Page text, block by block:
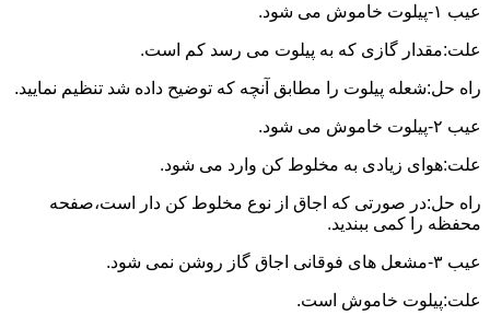
عیب ۱-پیلوت خاموش می شود.
علت:مقدار گازی که به پیلوت می رسد کم است.
راه حل:شعله پیلوت را مطابق آنچه که توضیح داده شد تنظیم نمایید.
عیب ۲-پیلوت خاموش می شود.
علت:هوای زیادی به مخلوط کن وارد می شود.
راه حل:در صورتی که اجاق از نوع مخلوط کن دار است،صفحه
محفظه را کمی ببندید.
عیب ۳-مشعل های فوقانی اجاق گاز روشن نمی شود.
علت:پیلوت خاموش است.